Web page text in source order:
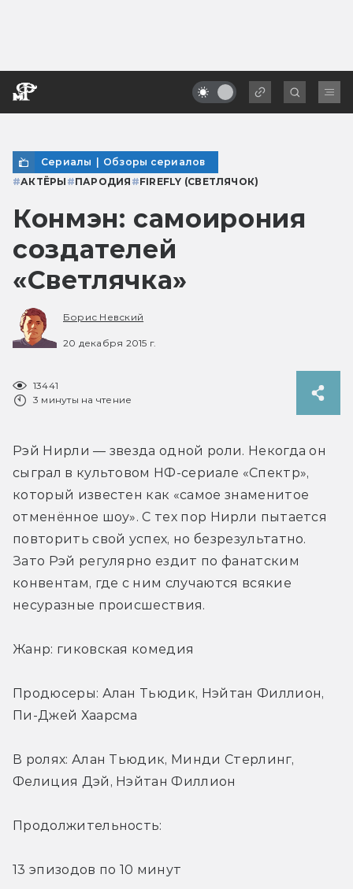
Сериалы | Обзоры сериалов
#АКТЁРЫ #ПАРОДИЯ #FIREFLY (СВЕТЛЯЧОК)
Конмэн: самоирония
создателей
«Светлячка»
Борис Невский
20 декабря 2015 г.
13441
3 минуты на чтение
Рэй Нирли — звезда одной роли. Некогда он
сыграл в культовом НФ-сериале «Спектр»,
который известен как «самое знаменитое
отменённое шоу». С тех пор Нирли пытается
повторить свой успех, но безрезультатно.
Зато Рэй регулярно ездит по фанатским
конвентам, где с ним случаются всякие
несуразные происшествия.
Жанр: гиковская комедия
Продюсеры: Алан Тьюдик, Нэйтан Филлион,
Пи-Джей Хаарсма
В ролях: Алан Тьюдик, Минди Стерлинг,
Фелиция Дэй, Нэйтан Филлион
Продолжительность:
13 эпизодов по 10 минут